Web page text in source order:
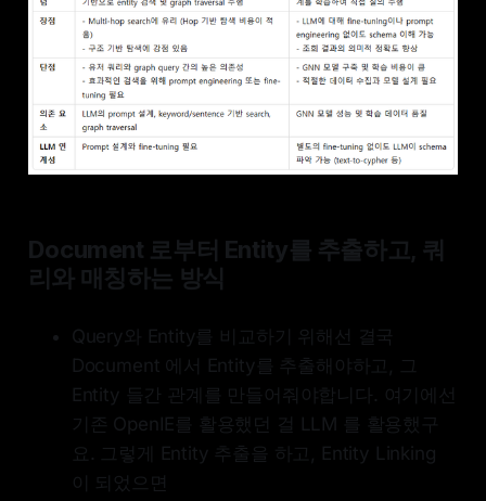
Document 로부터 Entity를 추출하고, 쿼
리와 매칭하는 방식
Query와 Entity를 비교하기 위해선 결국
Document 에서 Entity를 추출해야하고, 그
Entity 들간 관계를 만들어줘야합니다. 여기에선
기존 OpenIE를 활용했던 걸 LLM 를 활용했구
요. 그렇게 Entity 추출을 하고, Entity Linking
이 되었으면